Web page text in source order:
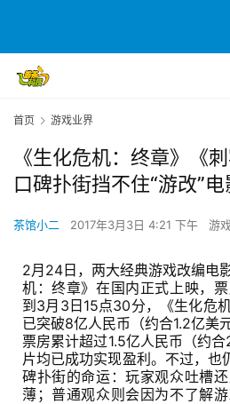
首页 游戏业界
《生化危机：终章》《
口碑扑街挡不住“游改”
茶馆小二 2017年3月3日 4:21 下午 游
2月24日，两大经典游戏改编电
机：终章》在国内正式上映，
到3月3日15点30分，《生化危
已突破8亿人民币（约合1.2亿美
票房累计超过1.5亿人民币（约
片均已成功实现盈利。不过，也
碑扑街的命运：玩家观众吐槽
薄；普通观众则会因为不了解